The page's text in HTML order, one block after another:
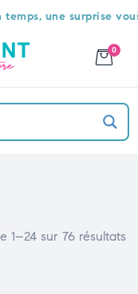
vous attend 🎁
0
1–24 sur 76 résultats